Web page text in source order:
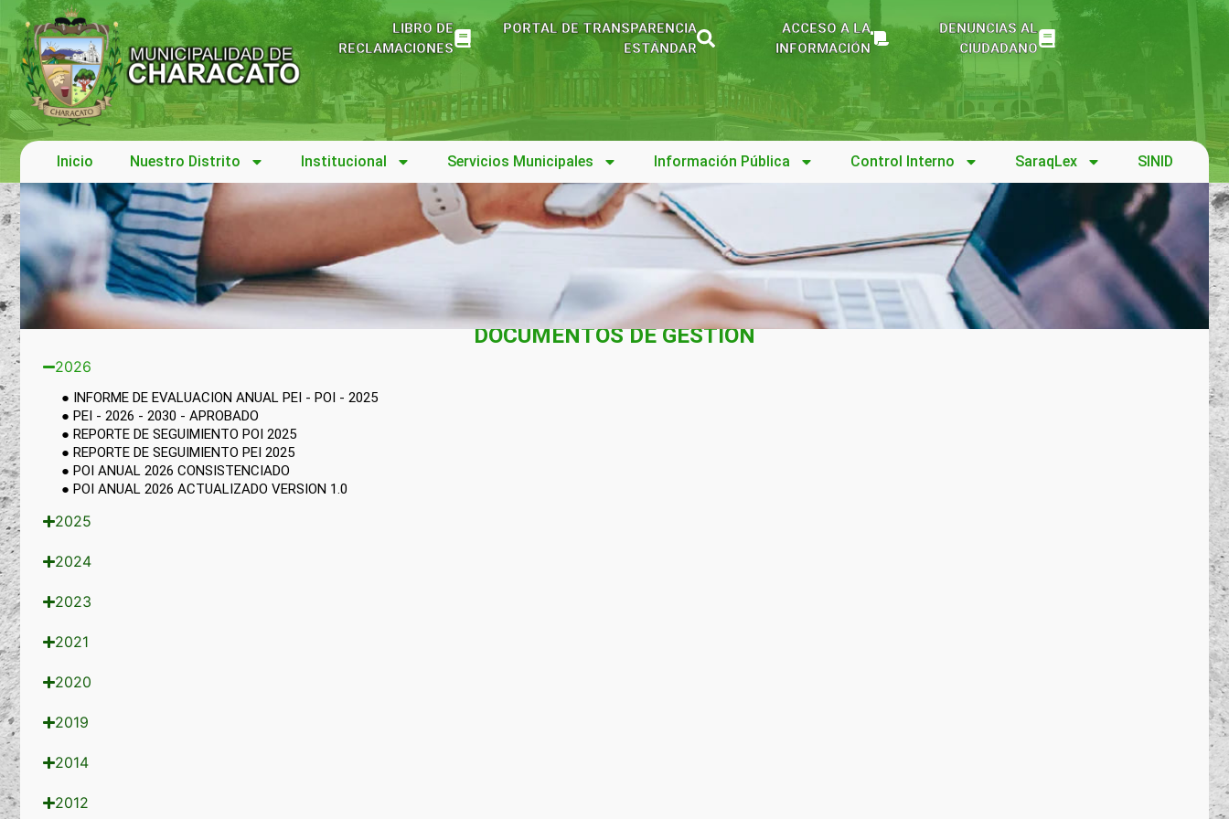
DENUNCIAS AL
CIUDADANO
ACCESO A LA
INFORMACIÓN
PORTAL DE TRANSPARENCIA
ESTÁNDAR
LIBRO DE
RECLAMACIONES
Inicio Nuestro Distrito Institucional Servicios Municipales Información Pública Control Interno SaraqLex SINID
Información
Publica
DOCUMENTOS DE GESTIÓN
2026
● INFORME DE EVALUACION ANUAL PEI - POI - 2025
● PEI - 2026 - 2030 - APROBADO
● REPORTE DE SEGUIMIENTO POI 2025
● REPORTE DE SEGUIMIENTO PEI 2025
● POI ANUAL 2026 CONSISTENCIADO
● POI ANUAL 2026 ACTUALIZADO VERSION 1.0
2025
2024
2023
2021
2020
2019
2014
2012